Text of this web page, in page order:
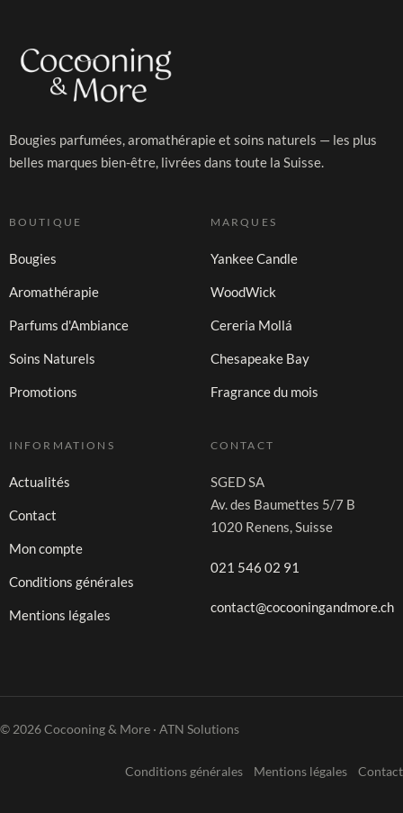
Bougies parfumées, aromathérapie et soins naturels — les plus
belles marques bien-être, livrées dans toute la Suisse.
BOUTIQUE
Bougies
Aromathérapie
Parfums d'Ambiance
Soins Naturels
Promotions
MARQUES
Yankee Candle
WoodWick
Cereria Mollá
Chesapeake Bay
Fragrance du mois
INFORMATIONS
Actualités
Contact
Mon compte
Conditions générales
Mentions légales
CONTACT
SGED SA
Av. des Baumettes 5/7 B
1020 Renens, Suisse
021 546 02 91
contact@cocooningandmore.ch
© 2026 Cocooning & More · ATN Solutions
Conditions générales Mentions légales Contact